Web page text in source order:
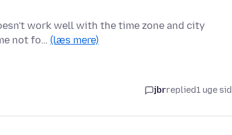
work well with the time zone and city
not fo… (læs mere)
jbrreplied1 uge